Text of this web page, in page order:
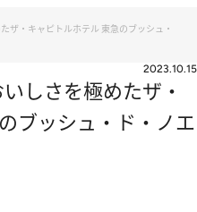
ザ・キャピトルホテル 東急のブッシュ・
2023.10.15
しさを極めたザ・
ブッシュ・ド・ノエ